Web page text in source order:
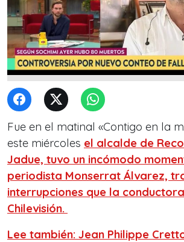
Fue en el matinal «Contigo en la
este miércoles el alcalde de
Jadue, tuvo un incómodo
periodista Monserrat Álvarez,
interrupciones que la
Chilevisión.
Lee también: Jean Philippe